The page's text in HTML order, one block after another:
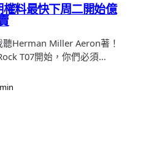
料最快下周二開始億
聽Herman Miller Aeron著！
T07開始，你們必須…